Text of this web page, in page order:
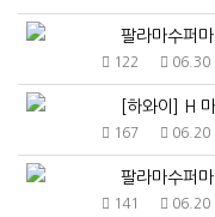
팔라마수퍼
122 06.30
[하와이] H
167 06.20
팔라마수퍼
141 06.20